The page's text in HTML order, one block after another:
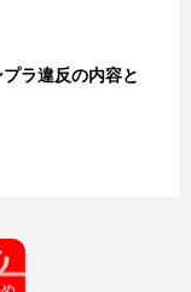
ラ違反の内容と